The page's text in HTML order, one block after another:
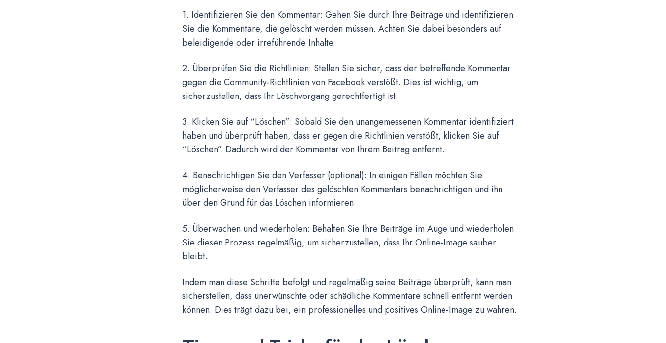
1. Identifizieren Sie den Kommentar: Gehen Sie durch Ihre Beiträge und identifizieren
Sie die Kommentare, die gelöscht werden müssen. Achten Sie dabei besonders auf
beleidigende oder irreführende Inhalte.
2. Überprüfen Sie die Richtlinien: Stellen Sie sicher, dass der betreffende Kommentar
gegen die Community-Richtlinien von Facebook verstößt. Dies ist wichtig, um
sicherzustellen, dass Ihr Löschvorgang gerechtfertigt ist.
3. Klicken Sie auf “Löschen”: Sobald Sie den unangemessenen Kommentar identifiziert
haben und überprüft haben, dass er gegen die Richtlinien verstößt, klicken Sie auf
“Löschen”. Dadurch wird der Kommentar von Ihrem Beitrag entfernt.
4. Benachrichtigen Sie den Verfasser (optional): In einigen Fällen möchten Sie
möglicherweise den Verfasser des gelöschten Kommentars benachrichtigen und ihn
über den Grund für das Löschen informieren.
5. Überwachen und wiederholen: Behalten Sie Ihre Beiträge im Auge und wiederholen
Sie diesen Prozess regelmäßig, um sicherzustellen, dass Ihr Online-Image sauber
bleibt.
Indem man diese Schritte befolgt und regelmäßig seine Beiträge überprüft, kann man
sicherstellen, dass unerwünschte oder schädliche Kommentare schnell entfernt werden
können. Dies trägt dazu bei, ein professionelles und positives Online-Image zu wahren.